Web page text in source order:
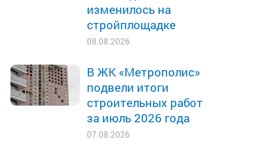
изменилось на
стройплощадке
08.08.2026
В ЖК «Метрополис»
подвели итоги
строительных работ
за июль 2026 года
07.08.2026